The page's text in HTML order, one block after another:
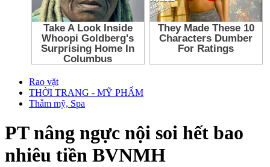
Rao vặt
THỜI TRANG - MỸ PHẨM
Thẫm mỹ, Spa
PT nâng ngực nội soi hết bao
nhiêu tiền BVNMH